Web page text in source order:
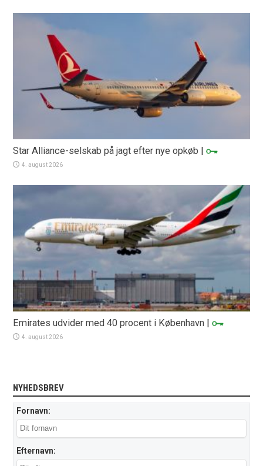
Star Alliance-selskab på jagt efter nye opkøb |
4. august 2026
Emirates udvider med 40 procent i København |
4. august 2026
NYHEDSBREV
Fornavn:
Efternavn: